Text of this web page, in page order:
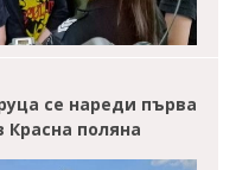
се нареди първа
Красна поляна